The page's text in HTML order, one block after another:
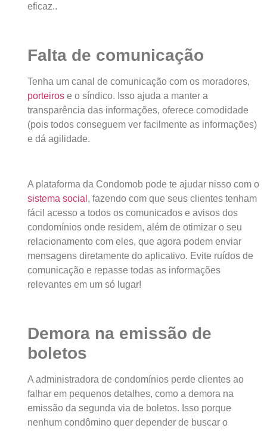
eficaz..
Falta de comunicação
Tenha um canal de comunicação com os moradores,
porteirose o síndico. Isso ajuda a manter a
transparência das informações, oferece comodidade
(pois todos conseguem ver facilmente as informações)
e dá agilidade.
A plataforma da Condomob pode te ajudar nisso com o
sistema social , fazendo com que seus clientes tenham
fácil acesso a todos os comunicados e avisos dos
condomínios onde residem, além de otimizar o seu
relacionamento com eles, que agora podem enviar
mensagens diretamente do aplicativo. Evite ruídos de
comunicação e repasse todas as informações
relevantes em um só lugar!
Demora na emissão de
boletos
A administradora de condomínios perde clientes ao
falhar em pequenos detalhes, como a demora na
emissão da segunda via de boletos. Isso porque
nenhum condômino quer depender de buscar o